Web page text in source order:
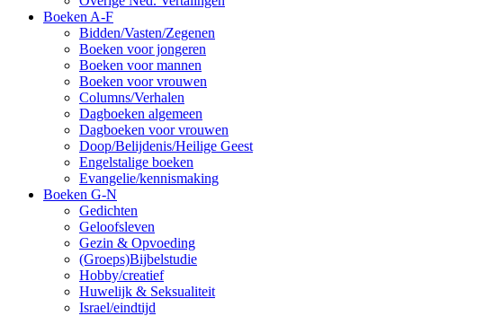
Boeken A-F
Bidden/Vasten/Zegenen
Boeken voor jongeren
Boeken voor mannen
Boeken voor vrouwen
Columns/Verhalen
Dagboeken algemeen
Dagboeken voor vrouwen
Doop/Belijdenis/Heilige Geest
Engelstalige boeken
Evangelie/kennismaking
Boeken G-N
Gedichten
Geloofsleven
Gezin & Opvoeding
(Groeps)Bijbelstudie
Hobby/creatief
Huwelijk & Seksualiteit
Israel/eindtijd